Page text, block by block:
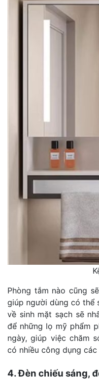
Phòng tắm nào cũng
giúp người dùng có thể
về sinh mặt sạch sẽ
để những lọ mỹ phẩm
ngày, giúp việc chăm
có nhiều công dụng
4. Đèn chiếu sáng,